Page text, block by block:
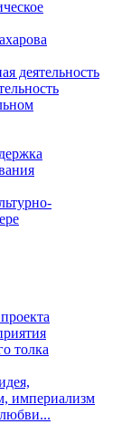
деятельность
толка
империализм